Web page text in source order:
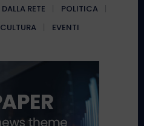
DALLA RETE
POLITICA
CULTURA EVENTI